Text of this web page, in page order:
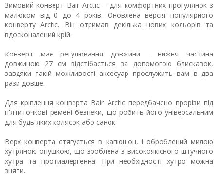
Зимовий конверт Bair Arctic – для комфортних прогулянок з
малюком від 0 до 4 років. Оновлена версія популярного
конверту Arctic. Він отримав декілька нових кольорів та
вдосконалений крій.
Конверт має регулювання довжини - нижня частина
довжиною 27 см відстібається за допомогою блискавок,
завдяки такій можливості аксесуар прослужить вам в два
рази довше.
Для кріплення конверта Bair Arctic передбачено прорізи під
п'ятиточкові ремені безпеки, що робить його універсальним
для будь-яких колясок або санок.
Верх конверта стягується в капюшон, і оброблений милою
хутряною опушкою, що зроблена з високоякісного штучного
хутра та протиалергенна. При необхідності хутро можна
зняти.